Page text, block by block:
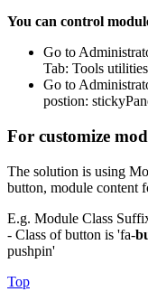
You can control
Go to
Tab: Tools
Go to
postion:
For customize
The solution is using
button, module content
E.g. Module Class
- Class of button is 'fa-
pushpin'
Top